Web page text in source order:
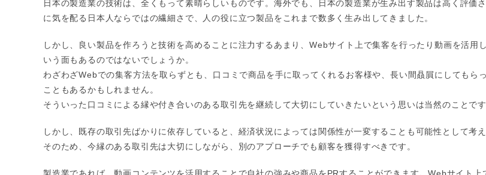
日本の製造業の技術は、全くもって素晴らしいものです。海外でも、日本の製造業が生み出す製品は高く評価
に気を配る日本人ならではの繊細さで、人の役に立つ製品をこれまで数多く生み出してきました。
しかし、良い製品を作ろうと技術を高めることに注力するあまり、Webサイト上で集客を行ったり動画を活用
いう面もあるのではないでしょうか。
わざわざWebでの集客方法を取らずとも、口コミで商品を手に取ってくれるお客様や、長い間贔屓にしてもら
こともあるかもしれません。
そういった口コミによる縁や付き合いのある取引先を継続して大切にしていきたいという思いは当然のことです
しかし、既存の取引先ばかりに依存していると、経済状況によっては関係性が一変することも可能性として考え
そのため、今縁のある取引先は大切にしながら、別のアプローチでも顧客を獲得すべきです。
製造業であれば、動画コンテンツを活用することで自社の強みや商品をPRすることができます。Webサイト上